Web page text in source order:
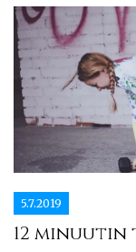
5.7.2019
12